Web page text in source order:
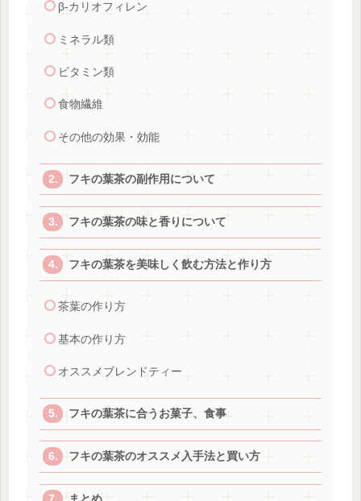
β-カリオフィレン
ミネラル類
ビタミン類
食物繊維
その他の効果・効能
フキの葉茶の副作用について
フキの葉茶の味と香りについて
フキの葉茶を美味しく飲む方法と作り方
茶葉の作り方
基本の作り方
オススメブレンドティー
フキの葉茶に合うお菓子、食事
フキの葉茶のオススメ入手法と買い方